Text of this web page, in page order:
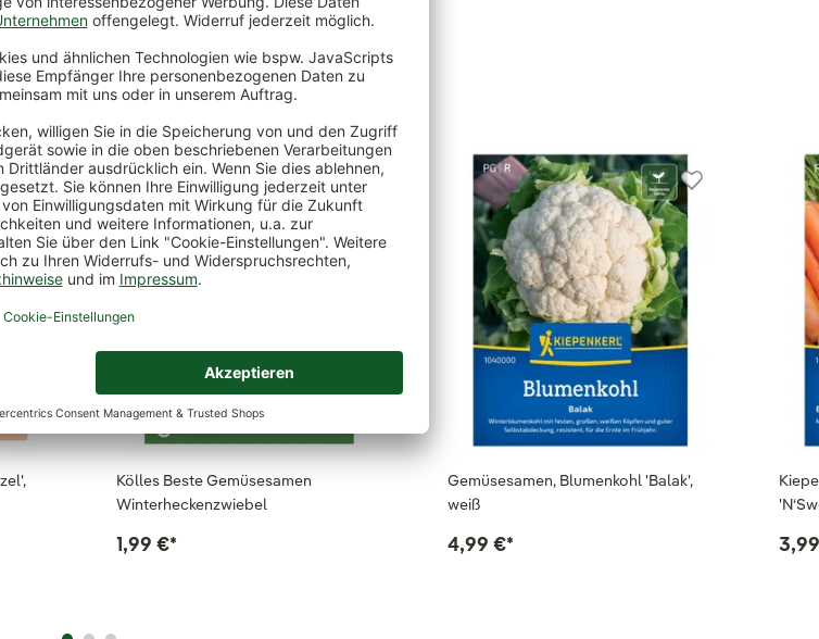
Kölles Beste Gemüsesamen
Winterheckenzwiebel
1,99 €*
Gemüsesamen, Blumenkohl 'Balak',
weiß
4,99 €*